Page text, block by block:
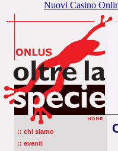
Nuovi Casino
:: chi siamo
:: eventi